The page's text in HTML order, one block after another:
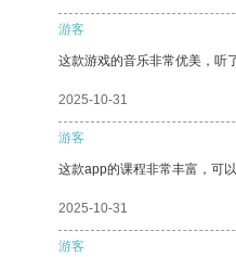
游客
这款游戏的音乐非常优美，听
2025-10-31
游客
这款app的课程非常丰富，可
2025-10-31
游客